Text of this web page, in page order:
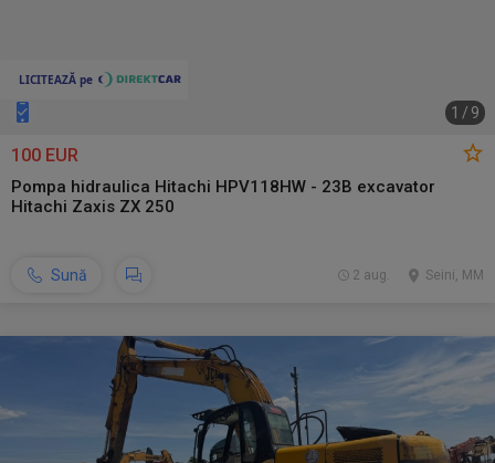
1 / 9
100 EUR
Pompa hidraulica Hitachi HPV118HW - 23B excavator
Hitachi Zaxis ZX 250
Sună Seini, MM
2 aug.